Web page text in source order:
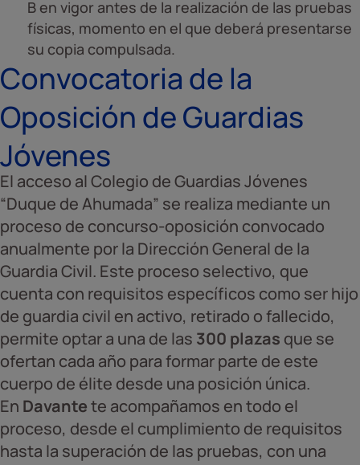
B en vigor antes de la realización de las pruebas
físicas, momento en el que deberá presentarse
su copia compulsada.
Convocatoria de la
Oposición de Guardias
Jóvenes
El acceso al Colegio de Guardias Jóvenes
“Duque de Ahumada” se realiza mediante un
proceso de concurso-oposición convocado
anualmente por la Dirección General de la
Guardia Civil. Este proceso selectivo, que
cuenta con requisitos específicos como ser hijo
de guardia civil en activo, retirado o fallecido,
permite optar a una de las 300 plazas que se
ofertan cada año para formar parte de este
cuerpo de élite desde una posición única.
En Davantete acompañamos en todo el
proceso, desde el cumplimiento de requisitos
hasta la superación de las pruebas, con una